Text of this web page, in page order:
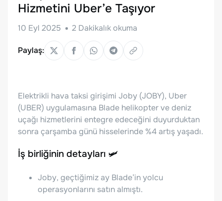
Hizmetini Uber’e Taşıyor
10 Eyl 2025 2 Dakikalık okuma
Paylaş:
Elektrikli hava taksi girişimi Joby (JOBY), Uber
(UBER) uygulamasına Blade helikopter ve deniz
uçağı hizmetlerini entegre edeceğini duyurduktan
sonra çarşamba günü hisselerinde %4 artış yaşadı.
İş birliğinin detayları 🛩️
Joby, geçtiğimiz ay Blade’in yolcu
operasyonlarını satın almıştı.